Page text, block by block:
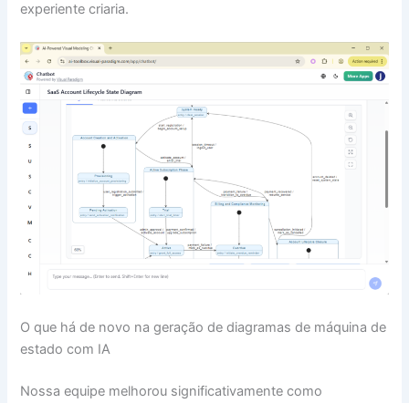
experiente criaria.
O que há de novo na geração de diagramas de máquina de
estado com IA
Nossa equipe melhorou significativamente como